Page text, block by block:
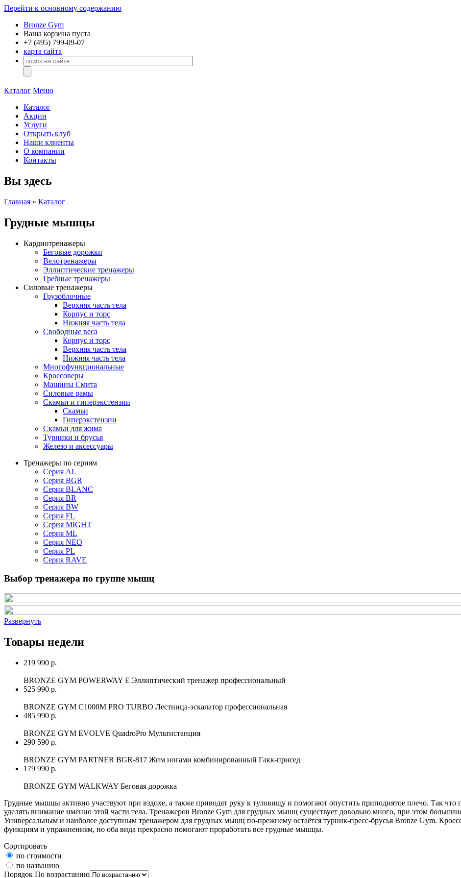
Перейти к основному содержанию
Bronze Gym
Ваша корзина пуста
+7 (495) 799-09-07
карта сайта
Каталог Меню
Каталог
Акции
Услуги
Открыть клуб
Наши клиенты
О компании
Контакты
Вы здесь
Главная » Каталог
Грудные мышцы
Кардиотренажеры
Беговые дорожки
Велотренажеры
Эллиптические тренажеры
Гребные тренажеры
Силовые тренажеры
Грузоблочные
Верхняя часть тела
Корпус и торс
Нижняя часть тела
Свободные веса
Корпус и торс
Верхняя часть тела
Нижняя часть тела
Многофункциональные
Кроссоверы
Машины Смита
Силовые рамы
Скамьи и гиперэкстензии
Скамьи
Гиперэкстензии
Скамьи для жима
Турники и брусья
Железо и аксессуары
Тренажеры по сериям
Серия AL
Серия BGR
Серия BLANC
Серия BR
Серия BW
Серия FL
Серия MIGHT
Серия ML
Серия NEO
Серия PL
Серия RAVE
Выбор тренажера по группе мышц
Развернуть
Товары недели
219 990 р.
BRONZE GYM POWERWAY E Эллиптический тренажер профессиональный
525 990 р.
BRONZE GYM C1000M PRO TURBO Лестница-эскалатор профессиональная
485 990 р.
BRONZE GYM EVOLVE QuadroPro Мультистанция
290 590 р.
BRONZE GYM PARTNER BGR-817 Жим ногами комбинированный Гакк-присед
179 990 р.
BRONZE GYM WALKWAY Беговая дорожка
Грудные мышцы активно участвуют при вздохе, а также приводят руку к туловищу и помогают опустить приподнятое плечо. Так что
уделять внимание именно этой части тела. Тренажеров Bronze Gym для грудных мышц существует довольно много, при этом
Универсальным и наиболее доступным тренажером для грудных мышц по-прежнему остаётся турник-пресс-брусья Bronze Gym.
функциям и упражнениям, но оба вида прекрасно помогают проработать все грудные мышцы.
Сортировать
по стоимости
по названию
Порядок По возрастанию